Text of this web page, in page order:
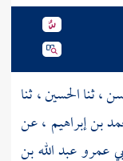
، ثناالحسين، ثنا
بن إبراهيم ، عن
عمرو عبد الله بن